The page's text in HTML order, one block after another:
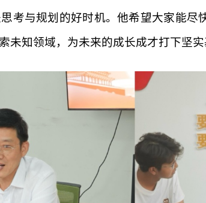
考与规划的好时机。他希望大家能尽
未知领域，为未来的成长成才打下坚实